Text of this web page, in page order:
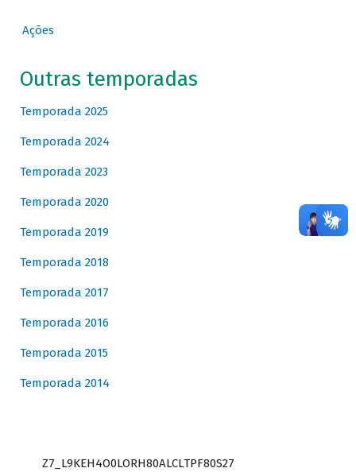
Ações
Outras temporadas
Temporada 2025
Temporada 2024
Temporada 2023
Temporada 2020
Temporada 2019
Temporada 2018
Temporada 2017
Temporada 2016
Temporada 2015
Temporada 2014
Z7_L9KEH4O0LORH80ALCLTPF80S27